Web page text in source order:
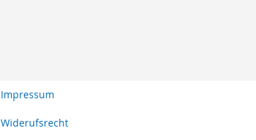
Impressum
Widerufsrecht